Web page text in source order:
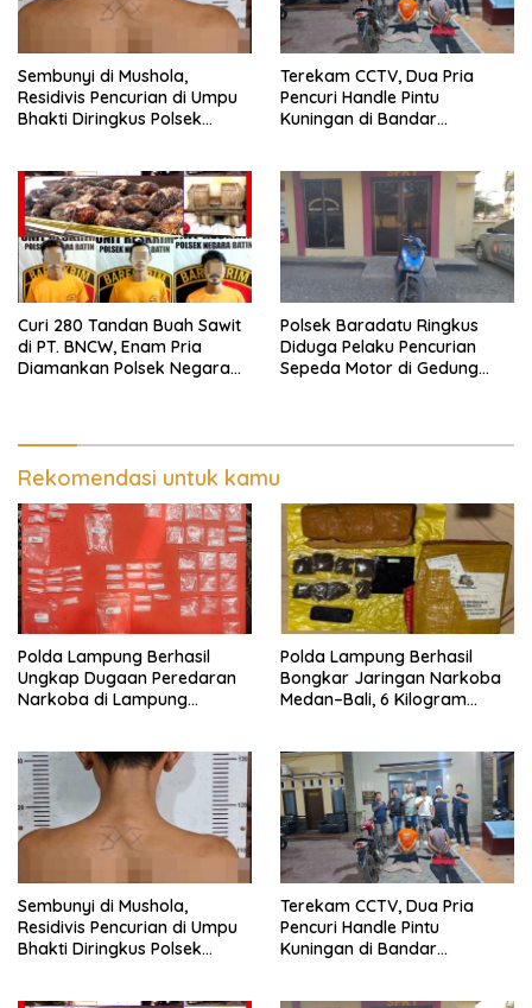
Sembunyi di Mushola,
Residivis Pencurian di Umpu
Bhakti Diringkus Polsek
Terekam CCTV, Dua Pria
Pencuri Handle Pintu
Kuningan di Bandar
Curi 280 Tandan Buah Sawit
di PT. BNCW, Enam Pria
Diamankan Polsek Negara
Polsek Baradatu Ringkus
Diduga Pelaku Pencurian
Sepeda Motor di Gedung
Rekomendasi untuk kamu
Polda Lampung Berhasil
Ungkap Dugaan Peredaran
Narkoba di Lampung
Polda Lampung Berhasil
Bongkar Jaringan Narkoba
Medan–Bali, 6 Kilogram
Sembunyi di Mushola,
Residivis Pencurian di Umpu
Bhakti Diringkus Polsek
Terekam CCTV, Dua Pria
Pencuri Handle Pintu
Kuningan di Bandar